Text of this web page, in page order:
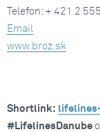
Telefon: + 421 2
Email
www.broz.sk
Shortlink:
#LifelinesDanube